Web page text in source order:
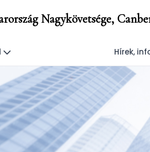
Nagykövetsége,
Hírek,